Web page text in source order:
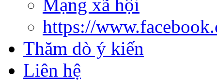
Mạng xã hội
https://
Thăm dò ý kiến
Liên hệ